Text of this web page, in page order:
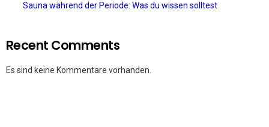
Sauna während der Periode: Was du wissen solltest
Recent Comments
Es sind keine Kommentare vorhanden.